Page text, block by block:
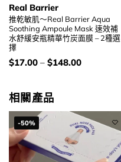
Real Barrier
推乾敏肌～Real Barrier Aqua
Soothing Ampoule Mask 速效補
水舒緩安瓶精華竹炭面膜 – 2種選
擇
價
$17.00– $148.00
相關產品
-50%